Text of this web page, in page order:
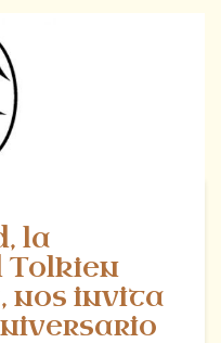
la
Tolkien
nos invita